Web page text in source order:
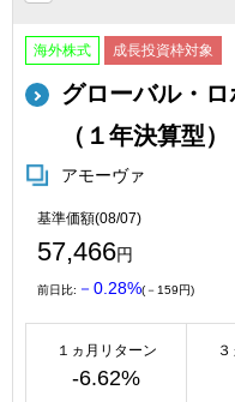
海外株式 成長投資枠対象
グローバル・
（１年決算型）
アモーヴァ
基準価額(08/07)
57,466円
前日比: －0.28%(－159円)
１ヵ月リターン
-6.62%